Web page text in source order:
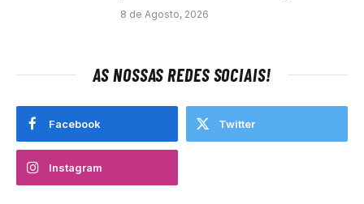
8 de Agosto, 2026
AS NOSSAS REDES SOCIAIS!
Facebook Twitter
Instagram